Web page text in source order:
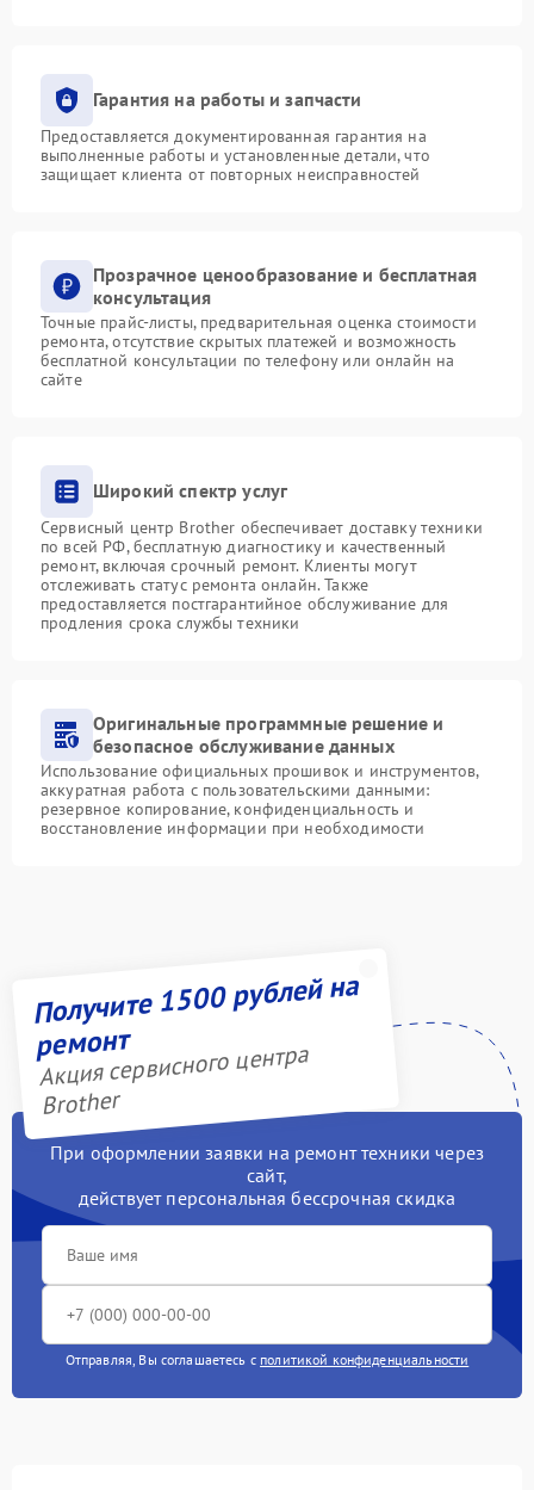
Гарантия на работы и запчасти
Предоставляется документированная гарантия на
выполненные работы и установленные детали, что
защищает клиента от повторных неисправностей
Прозрачное ценообразование и бесплатная
консультация
Точные прайс-листы, предварительная оценка стоимости
ремонта, отсутствие скрытых платежей и возможность
бесплатной консультации по телефону или онлайн на
сайте
Широкий спектр услуг
Сервисный центр Brother обеспечивает доставку техники
по всей РФ, бесплатную диагностику и качественный
ремонт, включая срочный ремонт. Клиенты могут
отслеживать статус ремонта онлайн. Также
предоставляется постгарантийное обслуживание для
продления срока службы техники
Оригинальные программные решение и
безопасное обслуживание данных
Использование официальных прошивок и инструментов,
аккуратная работа с пользовательскими данными:
резервное копирование, конфиденциальность и
восстановление информации при необходимости
Получите 1500 рублей на
ремонт
Акция сервисного центра
Brother
При оформлении заявки на ремонт техники через
сайт,
действует персональная бессрочная скидка
Отправляя, Вы соглашаетесь с политикой конфиденциальности